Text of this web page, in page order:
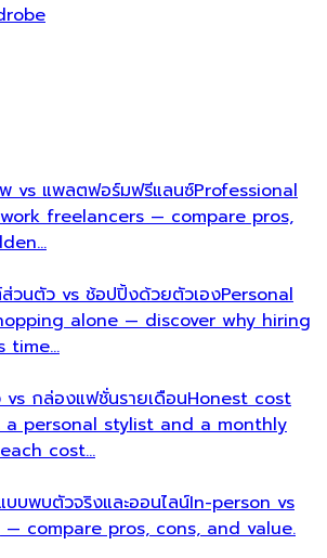
vs แพลตฟอร์มฟรีแลนซ์Professional
freelancers — compare pros,
วนตัว vs ช้อปปิ้งด้วยตัวเองPersonal
alone — discover why hiring
time…
กล่องแฟชั่นรายเดือนHonest cost
personal stylist and a monthly
cost…
บพบตัวจริงและออนไลน์In-person vs
compare pros, cons, and value.